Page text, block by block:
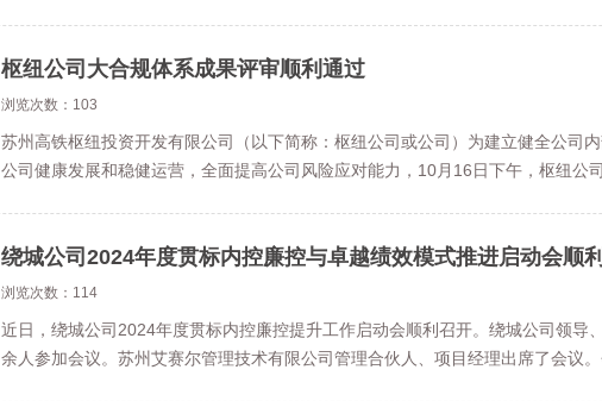
枢纽公司大合规体系成果评审顺利通过
浏览次数：103
苏州高铁枢纽投资开发有限公司（以下简称：枢纽公司或公司）为建立健全公司
公司健康发展和稳健运营，全面提高公司风险应对能力，10月16日下午，枢纽公
绕城公司2024年度贯标内控廉控与卓越绩效模式推进启动会顺
浏览次数：114
近日，绕城公司2024年度贯标内控廉控提升工作启动会顺利召开。绕城公司领导
余人参加会议。苏州艾赛尔管理技术有限公司管理合伙人、项目经理出席了会议